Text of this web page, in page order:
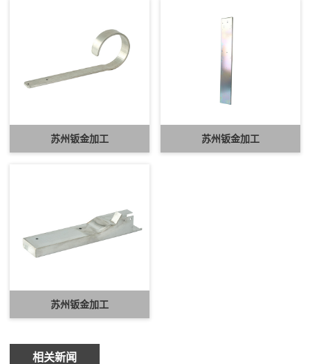
苏州钣金加工 苏州钣金加工
苏州钣金加工
相关新闻